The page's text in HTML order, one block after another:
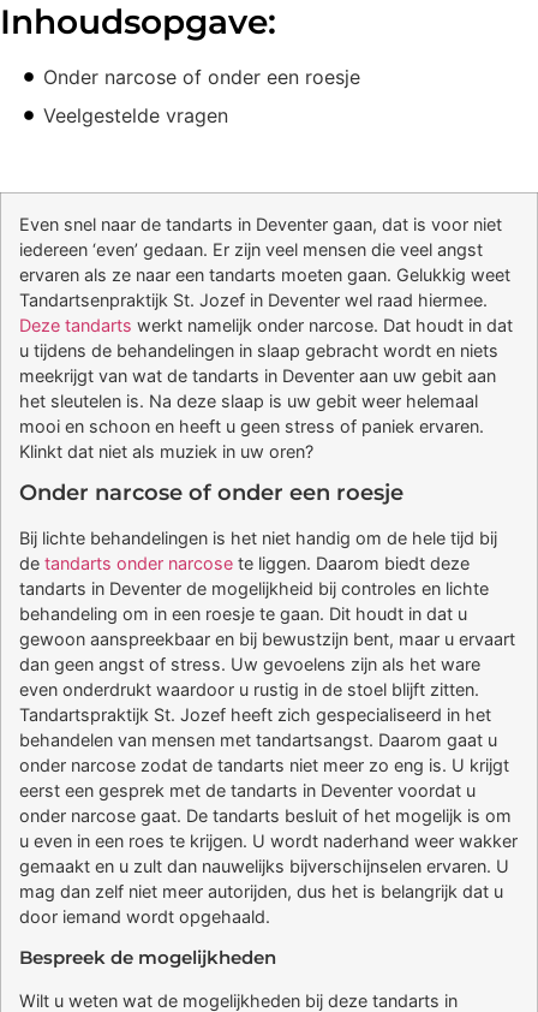
Inhoudsopgave:
Onder narcose of onder een roesje
Veelgestelde vragen
Even snel naar de tandarts in Deventer gaan, dat is voor niet
iedereen ‘even’ gedaan. Er zijn veel mensen die veel angst
ervaren als ze naar een tandarts moeten gaan. Gelukkig weet
Tandartsenpraktijk St. Jozef in Deventer wel raad hiermee.
Deze tandarts werkt namelijk onder narcose. Dat houdt in dat
u tijdens de behandelingen in slaap gebracht wordt en niets
meekrijgt van wat de tandarts in Deventer aan uw gebit aan
het sleutelen is. Na deze slaap is uw gebit weer helemaal
mooi en schoon en heeft u geen stress of paniek ervaren.
Klinkt dat niet als muziek in uw oren?
Onder narcose of onder een roesje
Bij lichte behandelingen is het niet handig om de hele tijd bij
de tandarts onder narcose te liggen. Daarom biedt deze
tandarts in Deventer de mogelijkheid bij controles en lichte
behandeling om in een roesje te gaan. Dit houdt in dat u
gewoon aanspreekbaar en bij bewustzijn bent, maar u ervaart
dan geen angst of stress. Uw gevoelens zijn als het ware
even onderdrukt waardoor u rustig in de stoel blijft zitten.
Tandartspraktijk St. Jozef heeft zich gespecialiseerd in het
behandelen van mensen met tandartsangst. Daarom gaat u
onder narcose zodat de tandarts niet meer zo eng is. U krijgt
eerst een gesprek met de tandarts in Deventer voordat u
onder narcose gaat. De tandarts besluit of het mogelijk is om
u even in een roes te krijgen. U wordt naderhand weer wakker
gemaakt en u zult dan nauwelijks bijverschijnselen ervaren. U
mag dan zelf niet meer autorijden, dus het is belangrijk dat u
door iemand wordt opgehaald.
Bespreek de mogelijkheden
Wilt u weten wat de mogelijkheden bij deze tandarts in